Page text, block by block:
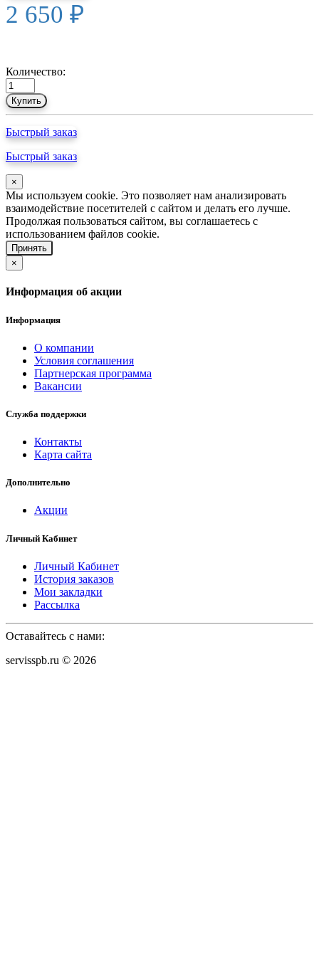
2 650 ₽
Количество:
Купить
Быстрый заказ
Быстрый заказ
×
Мы используем cookie. Это позволяет нам анализировать
взаимодействие посетителей с сайтом и делать его лучше.
Продолжая пользоваться сайтом, вы соглашаетесь с
использованием файлов cookie.
Принять
×
Информация об акции
Информация
О компании
Условия соглашения
Партнерская программа
Вакансии
Служба поддержки
Контакты
Карта сайта
Дополнительно
Акции
Личный Кабинет
Личный Кабинет
История заказов
Мои закладки
Рассылка
Оставайтесь с нами:
servisspb.ru © 2026